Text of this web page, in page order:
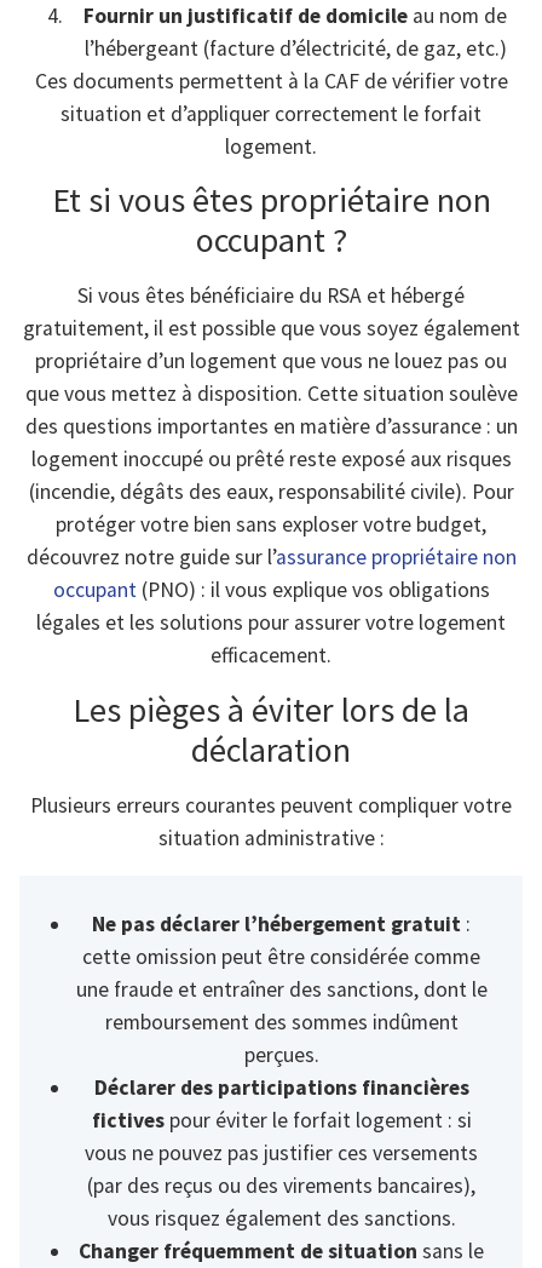
Fournir un justificatif de domicile au nom de
l’hébergeant (facture d’électricité, de gaz, etc.)
Ces documents permettent à la CAF de vérifier votre
situation et d’appliquer correctement le forfait
logement.
Et si vous êtes propriétaire non
occupant ?
Si vous êtes bénéficiaire du RSA et hébergé
gratuitement, il est possible que vous soyez également
propriétaire d’un logement que vous ne louez pas ou
que vous mettez à disposition. Cette situation soulève
des questions importantes en matière d’assurance : un
logement inoccupé ou prêté reste exposé aux risques
(incendie, dégâts des eaux, responsabilité civile). Pour
protéger votre bien sans exploser votre budget,
découvrez notre guide sur l’assurance propriétaire non
occupant(PNO) : il vous explique vos obligations
légales et les solutions pour assurer votre logement
efficacement.
Les pièges à éviter lors de la
déclaration
Plusieurs erreurs courantes peuvent compliquer votre
situation administrative :
Ne pas déclarer l’hébergement gratuit :
cette omission peut être considérée comme
une fraude et entraîner des sanctions, dont le
remboursement des sommes indûment
perçues.
Déclarer des participations financières
fictivespour éviter le forfait logement : si
vous ne pouvez pas justifier ces versements
(par des reçus ou des virements bancaires),
vous risquez également des sanctions.
Changer fréquemment de situation sans le